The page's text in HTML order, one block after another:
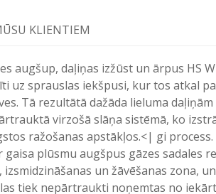
KLIENTIEM
augšup, daļiņas izžūst un ārpus HS
uz sprauslas iekšpusi, kur tos atkal
Tā rezultātā dažāda lieluma
virzošā slāņa sistēmā, ko
ražošanas apstākļos.<| gi
plūsmu augšpus gāzes sadales
izsmidzināšanas un žāvēšanas zona,
tiek nepārtraukti noņemtas no